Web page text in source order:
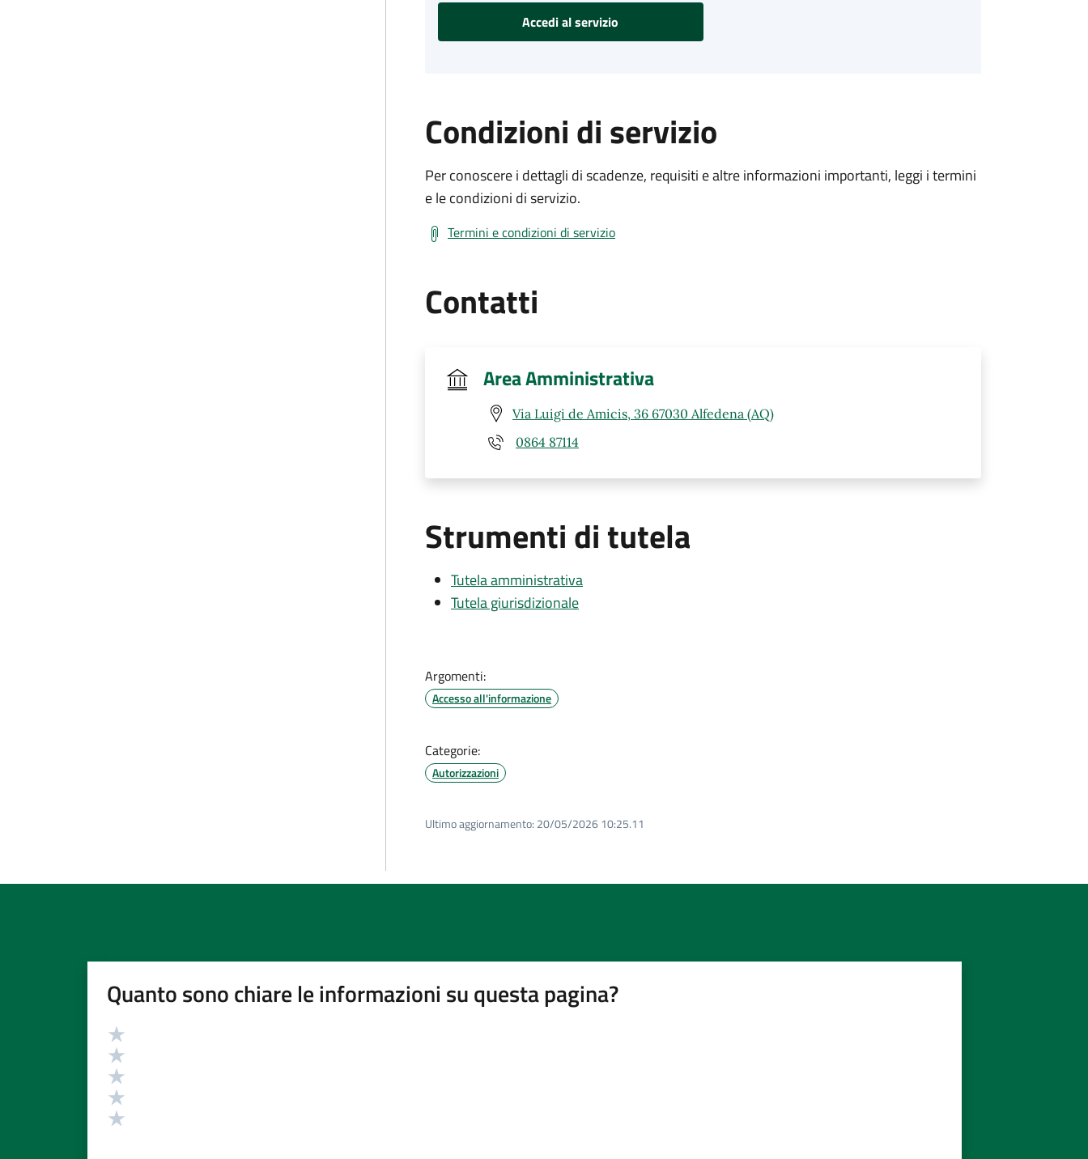
Accedi al servizio
Condizioni di servizio
Per conoscere i dettagli di scadenze, requisiti e altre informazioni importanti, leggi i termini
e le condizioni di servizio.
Termini e condizioni di servizio
Contatti
Area Amministrativa
Via Luigi de Amicis, 36 67030 Alfedena (AQ)
0864 87114
Strumenti di tutela
Tutela amministrativa
Tutela giurisdizionale
Argomenti:
Accesso all'informazione
Categorie:
Autorizzazioni
Ultimo aggiornamento: 20/05/2026 10:25.11
Quanto sono chiare le informazioni su questa pagina?
Valutazione